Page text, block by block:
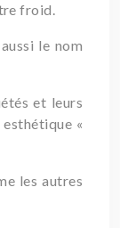
froid.
le nom
et leurs
«
les autres